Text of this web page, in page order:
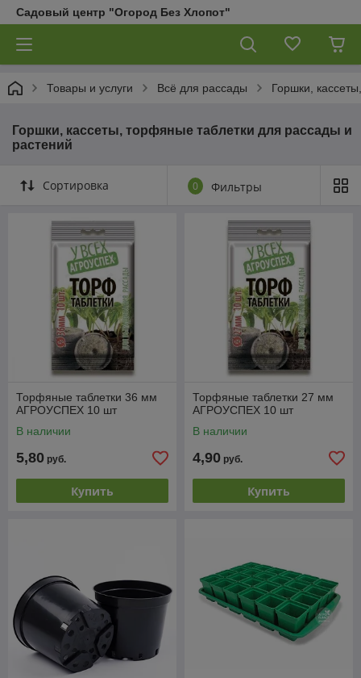
Садовый центр "Огород Без Хлопот"
Товары и услуги Всё для рассады Горшки,
Горшки, кассеты, торфяные таблетки для рассады и
растений
Сортировка 0 Фильтры
Торфяные таблетки 36 мм
АГРОУСПЕХ 10 шт
В наличии
5,80 руб.
Купить
Торфяные таблетки 27 мм
АГРОУСПЕХ 10 шт
В наличии
4,90 руб.
Купить